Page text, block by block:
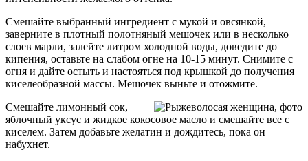
Смешайте выбранный ингредиент с мукой и овсянкой,
заверните в плотный полотняный мешочек или в несколько
слоев марли, залейте литром холодной воды, доведите до
кипения, оставьте на слабом огне на 10-15 минут. Снимите с
огня и дайте остыть и настояться под крышкой до получения
киселеобразной массы. Мешочек выньте и отожмите.
Смешайте лимонный сок,
яблочный уксус и жидкое кокосовое масло и смешайте все с
киселем. Затем добавьте желатин и дождитесь, пока он
набухнет.